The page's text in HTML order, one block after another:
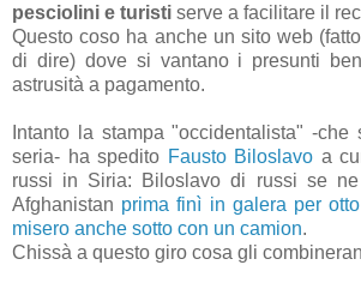
pesciolini e turisti serve a facilitare il
Questo coso ha anche un sito web
di dire) dove si vantano i presunti
astrusità a pagamento.
Intanto la stampa "occidentalista" -
seria- ha spedito Fausto Biloslavo a
russi in Siria: Biloslavo di russi se
Afghanistan prima finì in galera per
misero anche sotto con un camion.
Chissà a questo giro cosa gli